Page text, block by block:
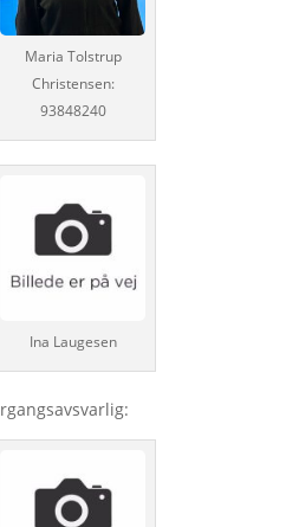
Maria Tolstrup
Christensen:
93848240
Ina Laugesen